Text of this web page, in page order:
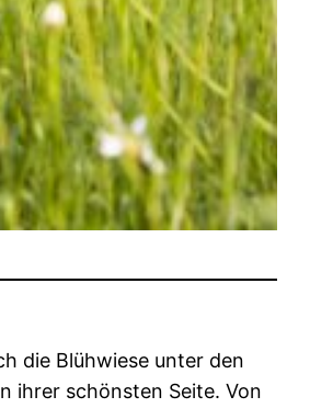
die Blühwiese unter den
ihrer schönsten Seite. Von